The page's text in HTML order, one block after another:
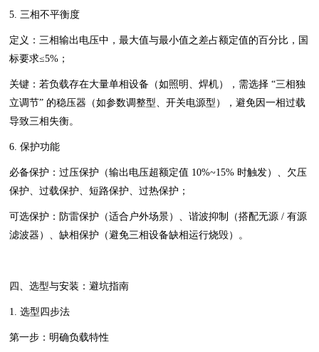
5. 三相不平衡度
定义：三相输出电压中，最大值与最小值之差占额定值的百分比，国
标要求≤5%；
关键：若负载存在大量单相设备（如照明、焊机），需选择 “三相独
立调节” 的稳压器（如参数调整型、开关电源型），避免因一相过载
导致三相失衡。
6. 保护功能
必备保护：过压保护（输出电压超额定值 10%~15% 时触发）、欠压
保护、过载保护、短路保护、过热保护；
可选保护：防雷保护（适合户外场景）、谐波抑制（搭配无源 / 有源
滤波器）、缺相保护（避免三相设备缺相运行烧毁）。
四、选型与安装：避坑指南
1. 选型四步法
第一步：明确负载特性